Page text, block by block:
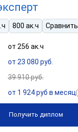
800 ак.ч Сравнить
от 256 ак.ч
от 23 080 руб.
39 910 руб.
от 1 924 руб в месяц
Получить диплом